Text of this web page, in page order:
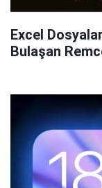
Excel
Bulaşan